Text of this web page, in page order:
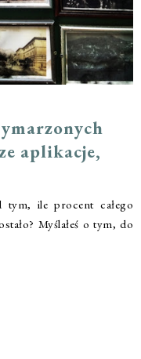
aplikacje,
tym, ile procent całego
Myślałeś o tym, do